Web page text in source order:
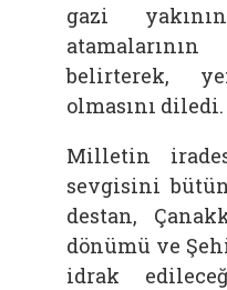
gazi
belirterek,
olmasını diledi.
Milletin
sevgisini
destan,
dönümü ve
idrak